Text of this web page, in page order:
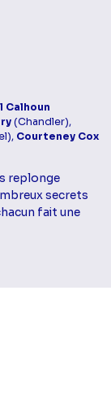
Calhoun
(Chandler),
Courteney Cox
replonge
secrets
fait une